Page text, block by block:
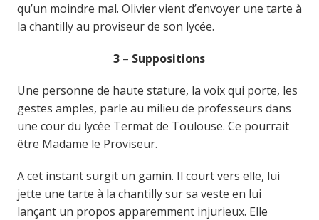
qu’un moindre mal. Olivier vient d’envoyer une tarte à
la chantilly au proviseur de son lycée.
3 – Suppositions
Une personne de haute stature, la voix qui porte, les
gestes amples, parle au milieu de professeurs dans
une cour du lycée Termat de Toulouse. Ce pourrait
être Madame le Proviseur.
A cet instant surgit un gamin. Il court vers elle, lui
jette une tarte à la chantilly sur sa veste en lui
lançant un propos apparemment injurieux. Elle